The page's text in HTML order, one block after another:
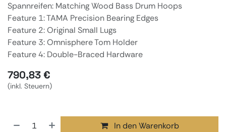
Spannreifen: Matching Wood Bass Drum Hoops
Feature 1: TAMA Precision Bearing Edges
Feature 2: Original Small Lugs
Feature 3: Omnisphere Tom Holder
Feature 4: Double-Braced Hardware
790,83€
(inkl. Steuern)
In den Warenkorb